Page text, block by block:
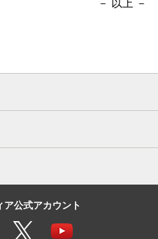
－ 以上 －
ア公式アカウント